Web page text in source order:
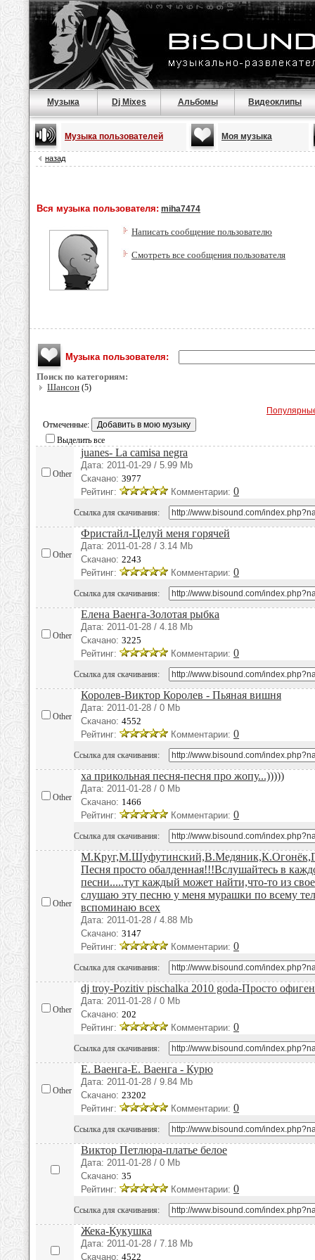
Музыка Dj Mixes Альбомы Видеоклипы
Музыка пользователей Моя музыка
назад
Вся музыка пользователя: miha7474
Написать сообщение пользователю
Смотреть все сообщения пользователя
Музыка пользователя:
Поиск по категориям:
Шансон (5)
Отмеченные:
Выделить все
Other
juanes- La camisa negra
Дата: 2011-01-29 / 5.99 Mb
Скачано: 3977
Рейтинг:
Комментарии: 0
Ссылка для скачивания:
Other
Фристайл-Целуй меня горячей
Дата: 2011-01-28 / 3.14 Mb
Скачано: 2243
Рейтинг:
Комментарии: 0
Ссылка для скачивания:
Other
Елена Ваенга-Золотая рыбка
Дата: 2011-01-28 / 4.18 Mb
Скачано: 3225
Рейтинг:
Комментарии: 0
Ссылка для скачивания:
Other
Королев-Виктор Королев - Пьяная вишня
Дата: 2011-01-28 / 0 Mb
Скачано: 4552
Рейтинг:
Комментарии: 0
Ссылка для скачивания:
Other
ха прикольная песня-песня про жопу...)))))
Дата: 2011-01-28 / 0 Mb
Скачано: 1466
Рейтинг:
Комментарии: 0
Ссылка для скачивания:
Other
Песня просто обалденная!!!Вслушайтесь в
песни.....тут каждый может найти,что-то из
слушаю эту песню у меня мурашки по всему
вспоминаю всех
Дата: 2011-01-28 / 4.88 Mb
Скачано: 3147
Рейтинг:
Комментарии: 0
Ссылка для скачивания:
Other
dj troy-Pozitiv pischalka 2010 goda-Просто
Дата: 2011-01-28 / 0 Mb
Скачано: 202
Рейтинг:
Комментарии: 0
Ссылка для скачивания:
Other
Е. Ваенга-Е. Ваенга - Курю
Дата: 2011-01-28 / 9.84 Mb
Скачано: 23202
Рейтинг:
Комментарии: 0
Ссылка для скачивания:
Виктор Петлюра-платье белое
Дата: 2011-01-28 / 0 Mb
Скачано: 35
Рейтинг:
Комментарии: 0
Ссылка для скачивания:
Жека-Кукушка
Дата: 2011-01-28 / 7.18 Mb
Скачано: 4522